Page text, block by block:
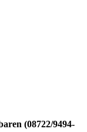
(08722/9494-